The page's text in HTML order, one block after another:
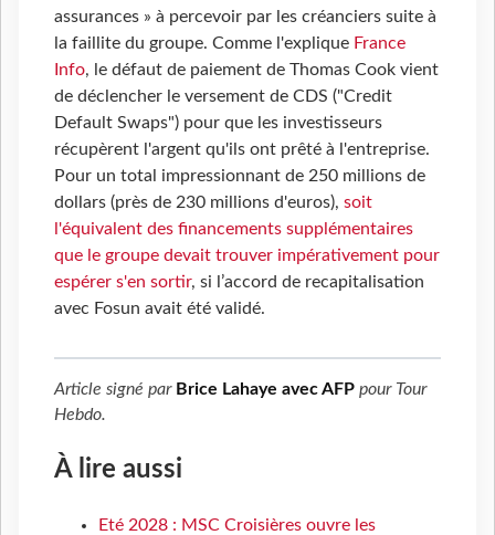
assurances » à percevoir par les créanciers suite à
la faillite du groupe. Comme l'explique France
Info, le défaut de paiement de Thomas Cook vient
de déclencher le versement de CDS ("Credit
Default Swaps") pour que les investisseurs
récupèrent l'argent qu'ils ont prêté à l'entreprise.
Pour un total impressionnant de 250 millions de
dollars (près de 230 millions d'euros), soit
l'équivalent des financements supplémentaires
que le groupe devait trouver impérativement pour
espérer s'en sortir, si l’accord de recapitalisation
avec Fosun avait été validé.
Article signé par Brice Lahaye avec AFP pour Tour
Hebdo.
À lire aussi
Eté 2028 : MSC Croisières ouvre les